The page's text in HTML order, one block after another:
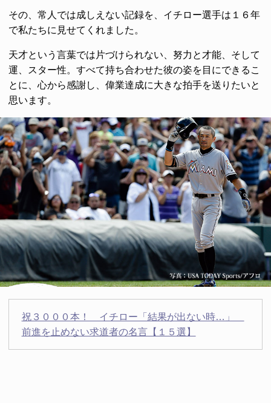
その、常人では成しえない記録を、イチロー選手は１６年
で私たちに見せてくれました。
天才という言葉では片づけられない、努力と才能、そして
運、スター性。すべて持ち合わせた彼の姿を目にできるこ
とに、心から感謝し、偉業達成に大きな拍手を送りたいと
思います。
祝３０００本！ イチロー「結果が出ない時…」
前進を止めない求道者の名言【１５選】